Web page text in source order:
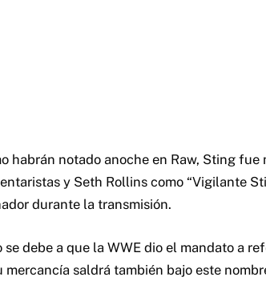
habrán notado anoche en Raw, Sting fue
y Seth Rollins como “Vigilante
durante la transmisión.
se debe a que la WWE dio el mandato a
mercancía saldrá también bajo este